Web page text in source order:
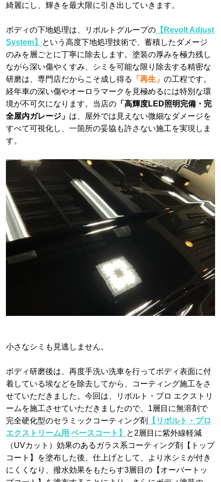
綺麗にし、輝きを最大限に引き出していきます。
ボディの下地処理は、リボルトグループの 【Revolt Adjust
System】
という高度下地処理技術で、蓄積したダメージ
のみを層ごとに丁寧に除去します。塗装の厚みを極力残し
ながら深い傷やくすみ、シミを可能な限り除去する精密な
研磨は、専門店だからこそ成し得る
「再生」 の工程です。
経年車の深い傷やオーロラマークを見極めるには特別な環
境が不可欠になります。当店の 「高輝度LED照明完備・完
全屋内ガレージ」 は、屋外では見えない微細なダメージを
すべて可視化し、一箇所の妥協も許さない施工を実現しま
す。
小さなシミも見逃しません。
ボディ研磨後は、再度手洗い洗車を行ってボディ表面に付
着している埃などを除去してから、コーティング施工をさ
せていただきました。今回は、リボルト・プロ エクストリ
ームを施工させていただきましたので、1層目に無溶剤で
完全硬化型のセラミックコーティング剤
【リボルト・プロ
エクストリーム用 ベースコート】
と2層目に紫外線軽減
（UVカット）効果のあるガラス系コーティング剤【トップ
コート】を塗布した後、仕上げとして、より水シミが付き
にくくなり、撥水効果をもたらす3層目の【オーバートッ